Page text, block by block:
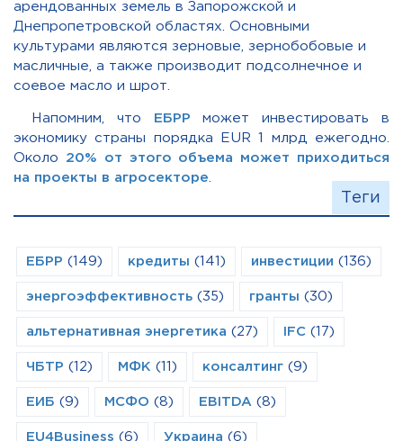
арендованных земель в Запорожской и
Днепропетровской областях. Основными
культурами являются зерновые, зернобобовые и
масличные, а также производит подсолнечное и
соевое масло и шрот.
Напомним, что ЕБРР может инвестировать в
экономику страны порядка EUR 1 млрд ежегодно.
Около 20% от этого объема может приходиться
на проекты в агросекторе
Теги
ЕБРР (149) кредиты (141) инвестиции (136)
энергоэффективность (35) гранты (30)
альтернативная энергетика (27) IFC (17)
ЧБТР (12) МФК (11) консалтинг (9)
ЕИБ (9) МСФО (8) EBITDA (8)
EU4Business (6) Украина (6)